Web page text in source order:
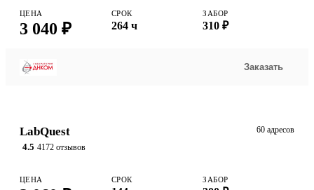
ЦЕНА
3 040 ₽
СРОК
264 ч
ЗАБОР
310 ₽
Заказать
LabQuest
4.5 4172 отзывов
60 адресов
ЦЕНА СРОК ЗАБОР